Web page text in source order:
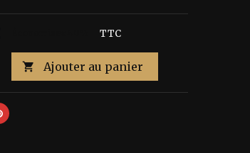
TTC
 Ajouter au panier